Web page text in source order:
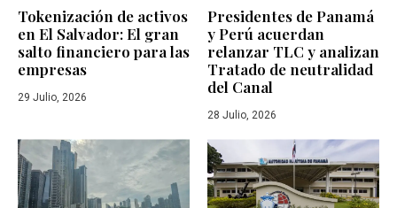
Tokenización de activos
en El Salvador: El gran
salto financiero para las
empresas
29 Julio, 2026
Presidentes de Panamá
y Perú acuerdan
relanzar TLC y analizan
Tratado de neutralidad
del Canal
28 Julio, 2026